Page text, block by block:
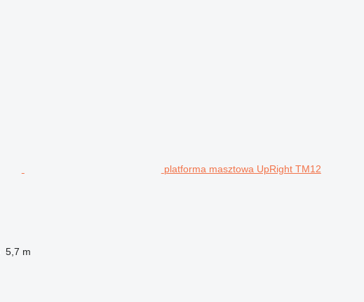
platforma masztowa UpRight TM12
5,7 m